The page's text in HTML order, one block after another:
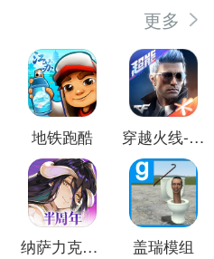
更多
地铁跑酷 穿越火线-枪战王者
纳萨力克之王 盖瑞模组